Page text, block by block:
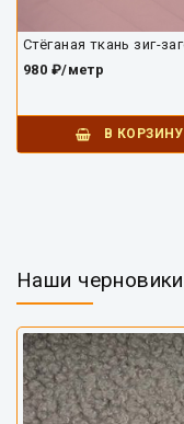
980 ₽/метр
В КОРЗИНУ
Наши черновики